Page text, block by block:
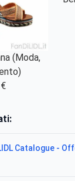
(Moda,
Catalogue -